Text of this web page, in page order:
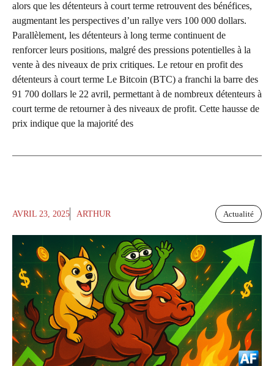
alors que les détenteurs à court terme retrouvent des bénéfices,
augmentant les perspectives d’un rallye vers 100 000 dollars.
Parallèlement, les détenteurs à long terme continuent de
renforcer leurs positions, malgré des pressions potentielles à la
vente à des niveaux de prix critiques. Le retour en profit des
détenteurs à court terme Le Bitcoin (BTC) a franchi la barre des
91 700 dollars le 22 avril, permettant à de nombreux détenteurs à
court terme de retourner à des niveaux de profit. Cette hausse de
prix indique que la majorité des
AVRIL 23, 2025 ARTHUR Actualité